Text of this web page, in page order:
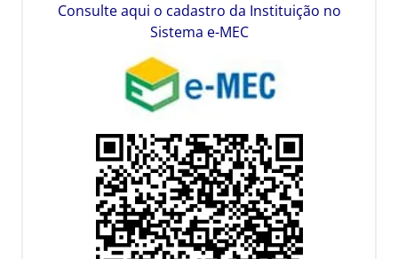
Consulte aqui o cadastro da Instituição no
Sistema e-MEC